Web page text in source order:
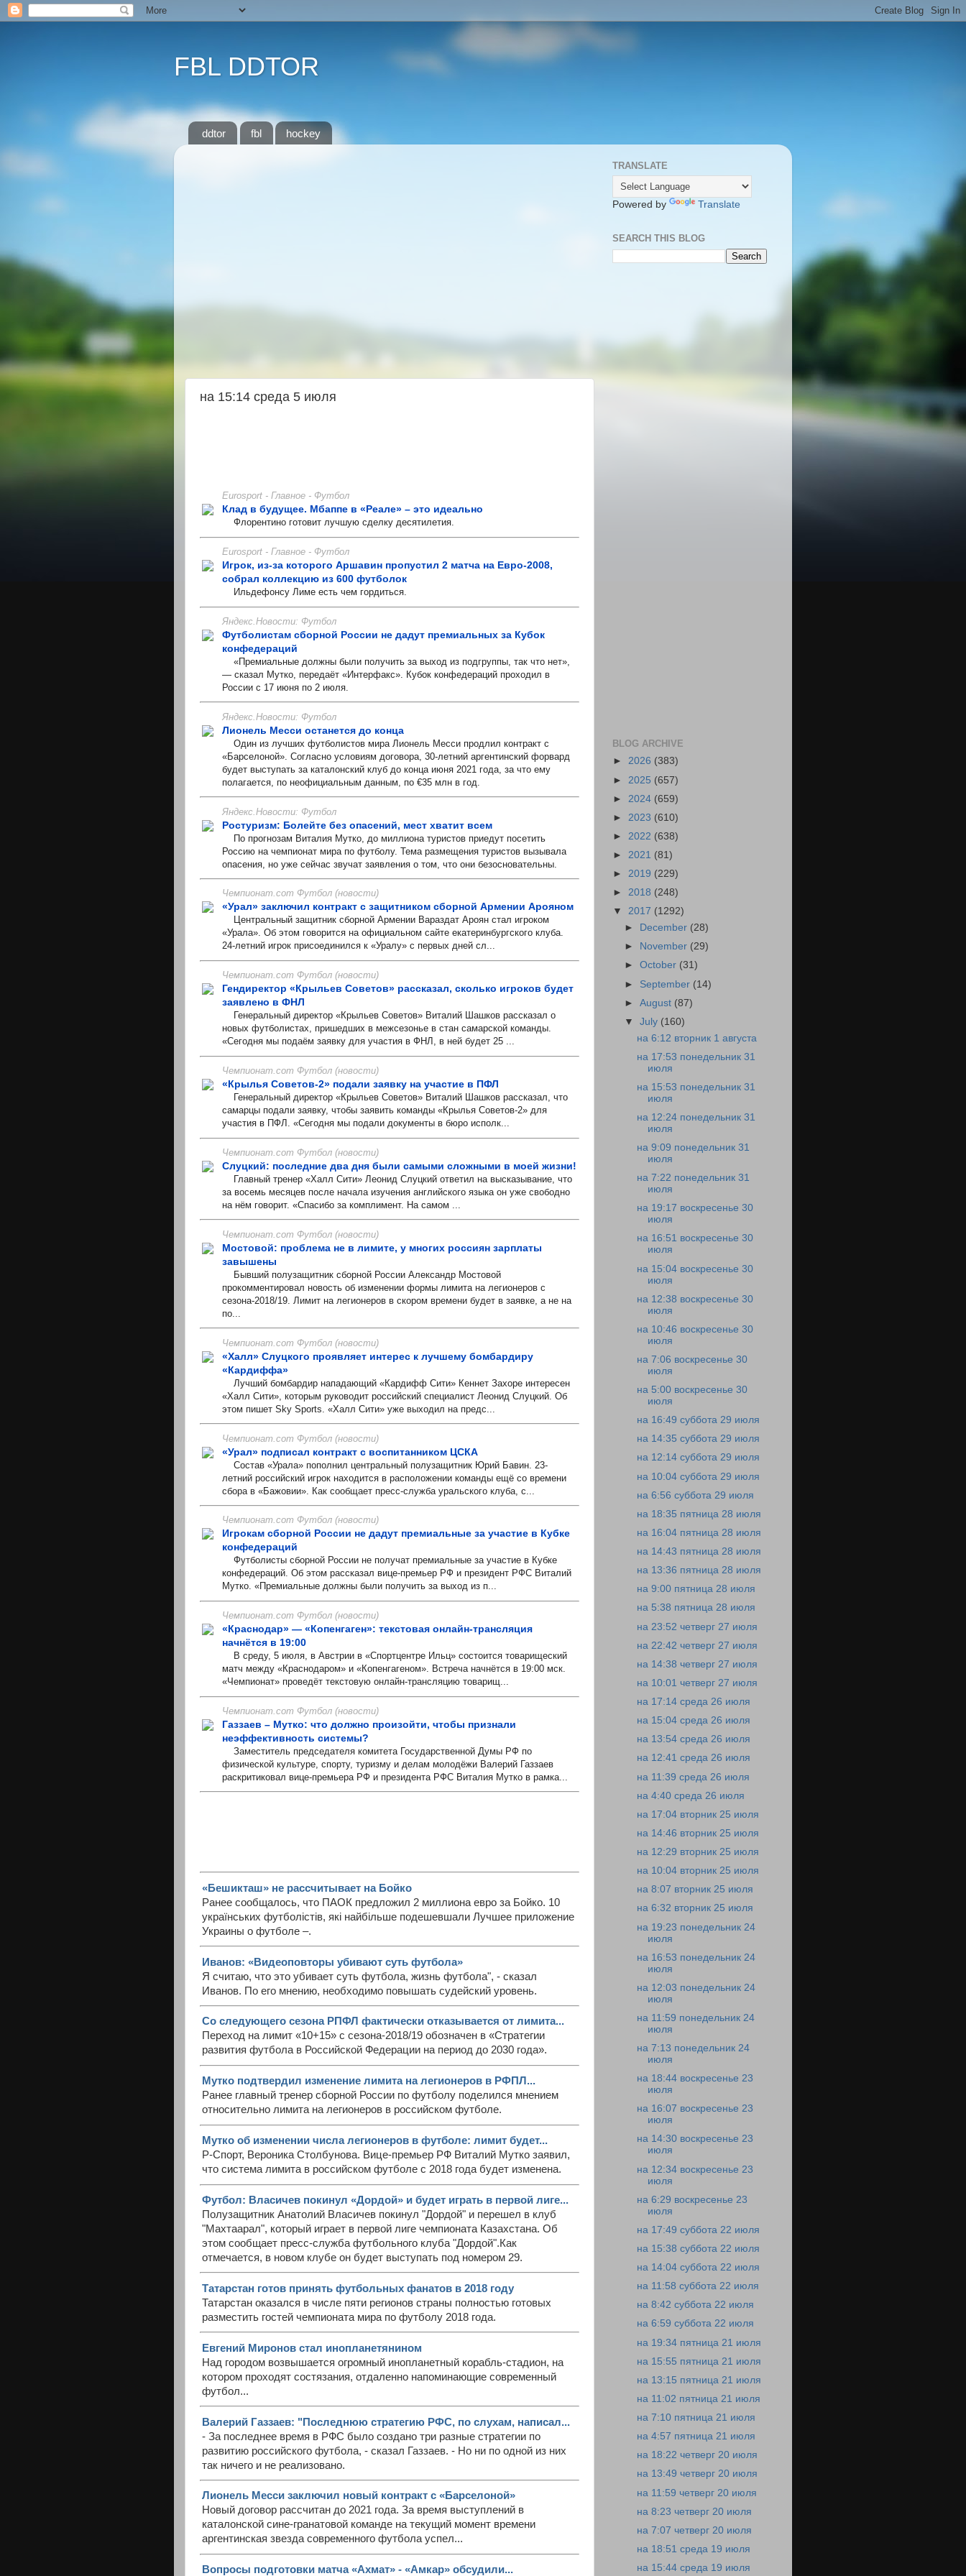
FBL DDTOR
ddtor fbl hockey
на 15:14 среда 5 июля
Eurosport - Главное - Футбол
Клад в будущее. Мбаппе в «Реале» – это идеально
Флорентино готовит лучшую сделку десятилетия.
Eurosport - Главное - Футбол
Игрок, из-за которого Аршавин пропустил 2 матча на Евро-2008,
собрал коллекцию из 600 футболок
Ильдефонсу Лиме есть чем гордиться.
Яндекс.Новости: Футбол
Футболистам сборной России не дадут премиальных за Кубок
конфедераций
«Премиальные должны были получить за выход из подгруппы, так что нет»,
— сказал Мутко, передаёт «Интерфакс». Кубок конфедераций проходил в
России с 17 июня по 2 июля.
Яндекс.Новости: Футбол
Лионель Месси останется до конца
Один из лучших футболистов мира Лионель Месси продлил контракт с
«Барселоной». Согласно условиям договора, 30-летний аргентинский форвард
будет выступать за каталонский клуб до конца июня 2021 года, за что ему
полагается, по неофициальным данным, по €35 млн в год.
Яндекс.Новости: Футбол
Ростуризм: Болейте без опасений, мест хватит всем
По прогнозам Виталия Мутко, до миллиона туристов приедут посетить
Россию на чемпионат мира по футболу. Тема размещения туристов вызывала
опасения, но уже сейчас звучат заявления о том, что они безосновательны.
Чемпионат.com Футбол (новости)
«Урал» заключил контракт с защитником сборной Армении Арояном
Центральный защитник сборной Армении Вараздат Ароян стал игроком
«Урала». Об этом говорится на официальном сайте екатеринбургского клуба.
24-летний игрок присоединился к «Уралу» с первых дней сл...
Чемпионат.com Футбол (новости)
Гендиректор «Крыльев Советов» рассказал, сколько игроков будет
заявлено в ФНЛ
Генеральный директор «Крыльев Советов» Виталий Шашков рассказал о
новых футболистах, пришедших в межсезонье в стан самарской команды.
«Сегодня мы подаём заявку для участия в ФНЛ, в ней будет 25 ...
Чемпионат.com Футбол (новости)
«Крылья Советов-2» подали заявку на участие в ПФЛ
Генеральный директор «Крыльев Советов» Виталий Шашков рассказал, что
самарцы подали заявку, чтобы заявить команды «Крылья Советов-2» для
участия в ПФЛ. «Сегодня мы подали документы в бюро исполк...
Чемпионат.com Футбол (новости)
Слуцкий: последние два дня были самыми сложными в моей жизни!
Главный тренер «Халл Сити» Леонид Слуцкий ответил на высказывание, что
за восемь месяцев после начала изучения английского языка он уже свободно
на нём говорит. «Спасибо за комплимент. На самом ...
Чемпионат.com Футбол (новости)
Мостовой: проблема не в лимите, у многих россиян зарплаты
завышены
Бывший полузащитник сборной России Александр Мостовой
прокомментировал новость об изменении формы лимита на легионеров с
сезона-2018/19. Лимит на легионеров в скором времени будет в заявке, а не на
по...
Чемпионат.com Футбол (новости)
«Халл» Слуцкого проявляет интерес к лучшему бомбардиру
«Кардиффа»
Лучший бомбардир нападающий «Кардифф Сити» Кеннет Захоре интересен
«Халл Сити», которым руководит российский специалист Леонид Слуцкий. Об
этом пишет Sky Sports. «Халл Сити» уже выходил на предс...
Чемпионат.com Футбол (новости)
«Урал» подписал контракт с воспитанником ЦСКА
Состав «Урала» пополнил центральный полузащитник Юрий Бавин. 23-
летний российский игрок находится в расположении команды ещё со времени
сбора в «Бажовии». Как сообщает пресс-служба уральского клуба, с...
Чемпионат.com Футбол (новости)
Игрокам сборной России не дадут премиальные за участие в Кубке
конфедераций
Футболисты сборной России не получат премиальные за участие в Кубке
конфедераций. Об этом рассказал вице-премьер РФ и президент РФС Виталий
Мутко. «Премиальные должны были получить за выход из п...
Чемпионат.com Футбол (новости)
«Краснодар» — «Копенгаген»: текстовая онлайн-трансляция
начнётся в 19:00
В среду, 5 июля, в Австрии в «Спортцентре Ильц» состоится товарищеский
матч между «Краснодаром» и «Копенгагеном». Встреча начнётся в 19:00 мск.
«Чемпионат» проведёт текстовую онлайн-трансляцию товарищ...
Чемпионат.com Футбол (новости)
Газзаев – Мутко: что должно произойти, чтобы признали
неэффективность системы?
Заместитель председателя комитета Государственной Думы РФ по
физической культуре, спорту, туризму и делам молодёжи Валерий Газзаев
раскритиковал вице-премьера РФ и президента РФС Виталия Мутко в рамка...
«Бешикташ» не рассчитывает на Бойко
Ранее сообщалось, что ПАОК предложил 2 миллиона евро за Бойко. 10
українських футболістів, які найбільше подешевшали Лучшее приложение
Украины о футболе –.
Иванов: «Видеоповторы убивают суть футбола»
Я считаю, что это убивает суть футбола, жизнь футбола", - сказал
Иванов. По его мнению, необходимо повышать судейский уровень.
Со следующего сезона РПФЛ фактически отказывается от лимита...
Переход на лимит «10+15» с сезона-2018/19 обозначен в «Стратегии
развития футбола в Российской Федерации на период до 2030 года».
Мутко подтвердил изменение лимита на легионеров в РФПЛ...
Ранее главный тренер сборной России по футболу поделился мнением
относительно лимита на легионеров в российском футболе.
Мутко об изменении числа легионеров в футболе: лимит будет...
Р-Спорт, Вероника Столбунова. Вице-премьер РФ Виталий Мутко заявил,
что система лимита в российском футболе с 2018 года будет изменена.
Футбол: Власичев покинул «Дордой» и будет играть в первой лиге...
Полузащитник Анатолий Власичев покинул "Дордой" и перешел в клуб
"Махтаарал", который играет в первой лиге чемпионата Казахстана. Об
этом сообщает пресс-служба футбольного клуба "Дордой".Как
отмечается, в новом клубе он будет выступать под номером 29.
Татарстан готов принять футбольных фанатов в 2018 году
Татарстан оказался в числе пяти регионов страны полностью готовых
разместить гостей чемпионата мира по футболу 2018 года.
Евгений Миронов стал инопланетянином
Над городом возвышается огромный инопланетный корабль-стадион, на
котором проходят состязания, отдаленно напоминающие современный
футбол...
Валерий Газзаев: "Последнюю стратегию РФС, по слухам, написал...
- За последнее время в РФС было создано три разные стратегии по
развитию российского футбола, - сказал Газзаев. - Но ни по одной из них
так ничего и не реализовано.
Лионель Месси заключил новый контракт с «Барселоной»
Новый договор рассчитан до 2021 года. За время выступлений в
каталонской сине-гранатовой команде на текущий момент времени
аргентинская звезда современного футбола успел...
Вопросы подготовки матча «Ахмат» - «Амкар» обсудили...
TRANSLATE
Powered by Translate
SEARCH THIS BLOG
BLOG ARCHIVE
► 2026 (383)
► 2025 (657)
► 2024 (659)
► 2023 (610)
► 2022 (638)
► 2021 (81)
► 2019 (229)
► 2018 (248)
▼ 2017 (1292)
►
December (28)
►
November (29)
►October (31)
► September (14)
►August (87)
▼July (160)
на 6:12 вторник 1 августа
на 17:53 понедельник 31
июля
на 15:53 понедельник 31
июля
на 12:24 понедельник 31
июля
на 9:09 понедельник 31
июля
на 7:22 понедельник 31
июля
на 19:17 воскресенье 30
июля
на 16:51 воскресенье 30
июля
на 15:04 воскресенье 30
июля
на 12:38 воскресенье 30
июля
на 10:46 воскресенье 30
июля
на 7:06 воскресенье 30
июля
на 5:00 воскресенье 30
июля
на 16:49 суббота 29 июля
на 14:35 суббота 29 июля
на 12:14 суббота 29 июля
на 10:04 суббота 29 июля
на 6:56 суббота 29 июля
на 18:35 пятница 28 июля
на 16:04 пятница 28 июля
на 14:43 пятница 28 июля
на 13:36 пятница 28 июля
на 9:00 пятница 28 июля
на 5:38 пятница 28 июля
на 23:52 четверг 27 июля
на 22:42 четверг 27 июля
на 14:38 четверг 27 июля
на 10:01 четверг 27 июля
на 17:14 среда 26 июля
на 15:04 среда 26 июля
на 13:54 среда 26 июля
на 12:41 среда 26 июля
на 11:39 среда 26 июля
на 4:40 среда 26 июля
на 17:04 вторник 25 июля
на 14:46 вторник 25 июля
на 12:29 вторник 25 июля
на 10:04 вторник 25 июля
на 8:07 вторник 25 июля
на 6:32 вторник 25 июля
на 19:23 понедельник 24
июля
на 16:53 понедельник 24
июля
на 12:03 понедельник 24
июля
на 11:59 понедельник 24
июля
на 7:13 понедельник 24
июля
на 18:44 воскресенье 23
июля
на 16:07 воскресенье 23
июля
на 14:30 воскресенье 23
июля
на 12:34 воскресенье 23
июля
на 6:29 воскресенье 23
июля
на 17:49 суббота 22 июля
на 15:38 суббота 22 июля
на 14:04 суббота 22 июля
на 11:58 суббота 22 июля
на 8:42 суббота 22 июля
на 6:59 суббота 22 июля
на 19:34 пятница 21 июля
на 15:55 пятница 21 июля
на 13:15 пятница 21 июля
на 11:02 пятница 21 июля
на 7:10 пятница 21 июля
на 4:57 пятница 21 июля
на 18:22 четверг 20 июля
на 13:49 четверг 20 июля
на 11:59 четверг 20 июля
на 8:23 четверг 20 июля
на 7:07 четверг 20 июля
на 18:51 среда 19 июля
на 15:44 среда 19 июля